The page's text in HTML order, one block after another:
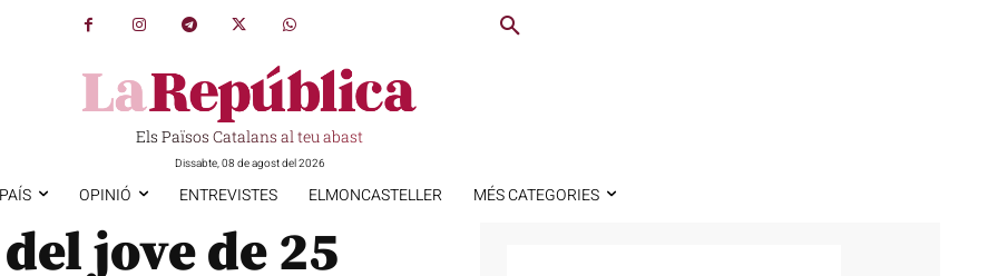
Els Països Catalans al teu abast
Dissabte, 08 de agost del 2026
OPINIÓ ENTREVISTES ELMONCASTELLER MÉS CATEGORIES
jove de 25